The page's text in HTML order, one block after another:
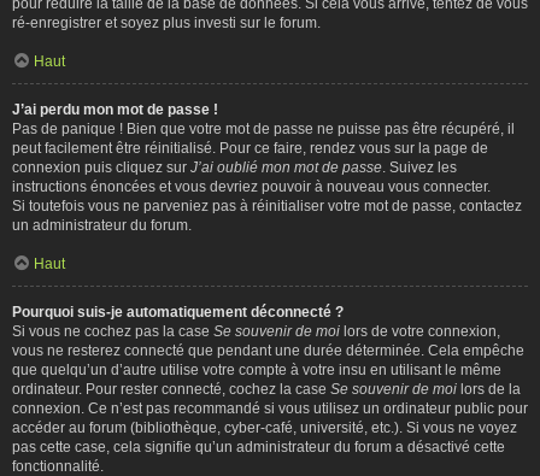
ré-enregistrer et soyez plus investi sur le forum.
Haut
J’ai perdu mon mot de passe !
Pas de panique ! Bien que votre mot de passe ne puisse pas être récupéré, il
peut facilement être réinitialisé. Pour ce faire, rendez vous sur la page de
connexion puis cliquez sur J’ai oublié mon mot de passe . Suivez les
instructions énoncées et vous devriez pouvoir à nouveau vous connecter.
Si toutefois vous ne parveniez pas à réinitialiser votre mot de passe, contactez
un administrateur du forum.
Haut
Pourquoi suis-je automatiquement déconnecté ?
Si vous ne cochez pas la case Se souvenir de moi lors de votre connexion,
vous ne resterez connecté que pendant une durée déterminée. Cela empêche
que quelqu’un d’autre utilise votre compte à votre insu en utilisant le même
ordinateur. Pour rester connecté, cochez la case Se souvenir de moi lors de la
connexion. Ce n’est pas recommandé si vous utilisez un ordinateur public pour
accéder au forum (bibliothèque, cyber-café, université, etc.). Si vous ne voyez
pas cette case, cela signifie qu’un administrateur du forum a désactivé cette
fonctionnalité.